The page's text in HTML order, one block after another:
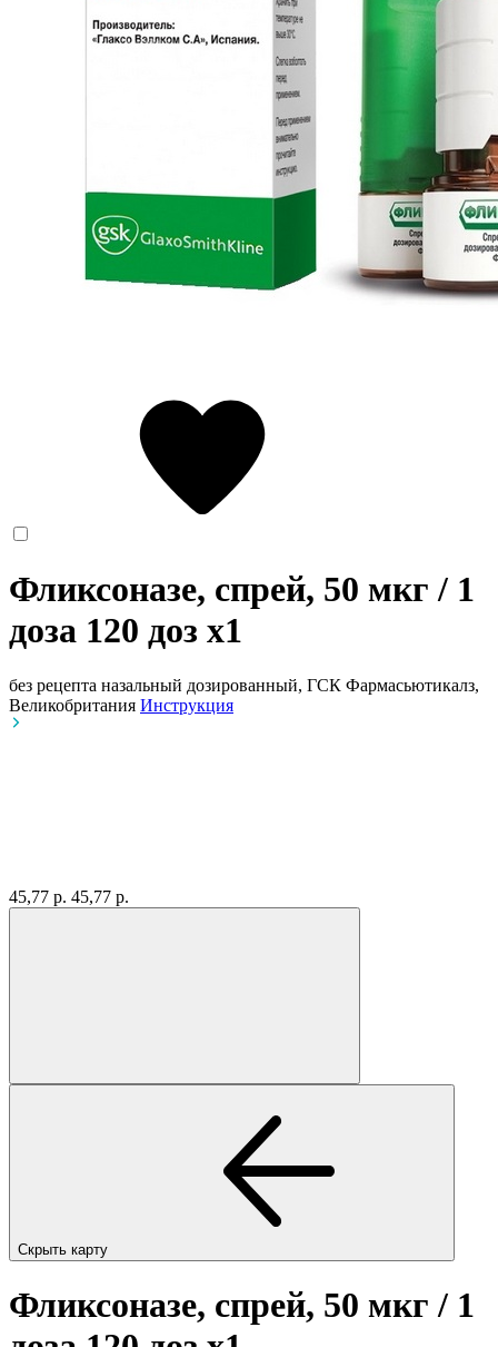
Фликсоназе, спрей, 50 мкг / 1
доза 120 доз x1
без рецепта назальный дозированный, ГСК Фармасьютикалз,
Великобритания Инструкция
45,77 р. 45,77 р.
Скрыть карту
Фликсоназе, спрей, 50 мкг / 1